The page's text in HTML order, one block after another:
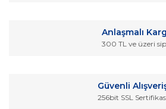
Ürün bilgilerinde hatalar bulunuyor.
Anlaşmalı
300 TL ve üzeri
Güvenli
256bit SSL